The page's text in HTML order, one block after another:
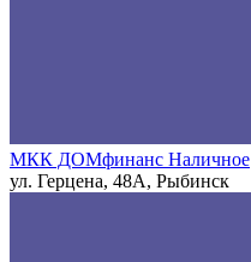
МКК ДОМфинанс Наличное
ул. Герцена, 48А, Рыбинск